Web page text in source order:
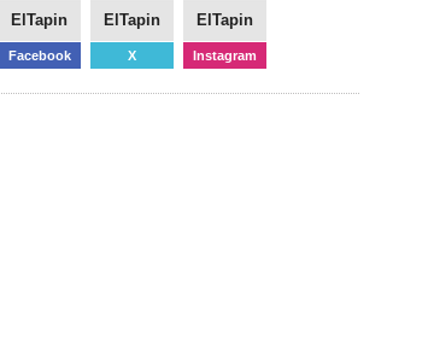
ElTapin
Facebook
ElTapin
X
ElTapin
Instagram